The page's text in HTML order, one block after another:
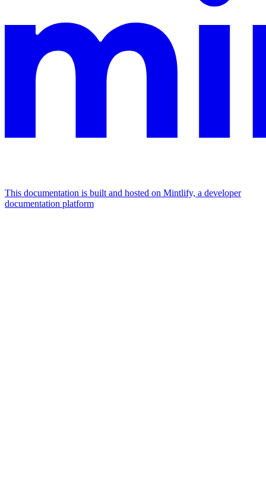
This documentation is built and hosted on Mintlify, a developer
documentation platform